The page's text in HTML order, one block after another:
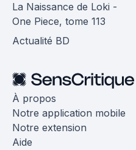
La Naissance de Loki -
One Piece, tome 113
Actualité BD
À propos
Notre application mobile
Notre extension
Aide